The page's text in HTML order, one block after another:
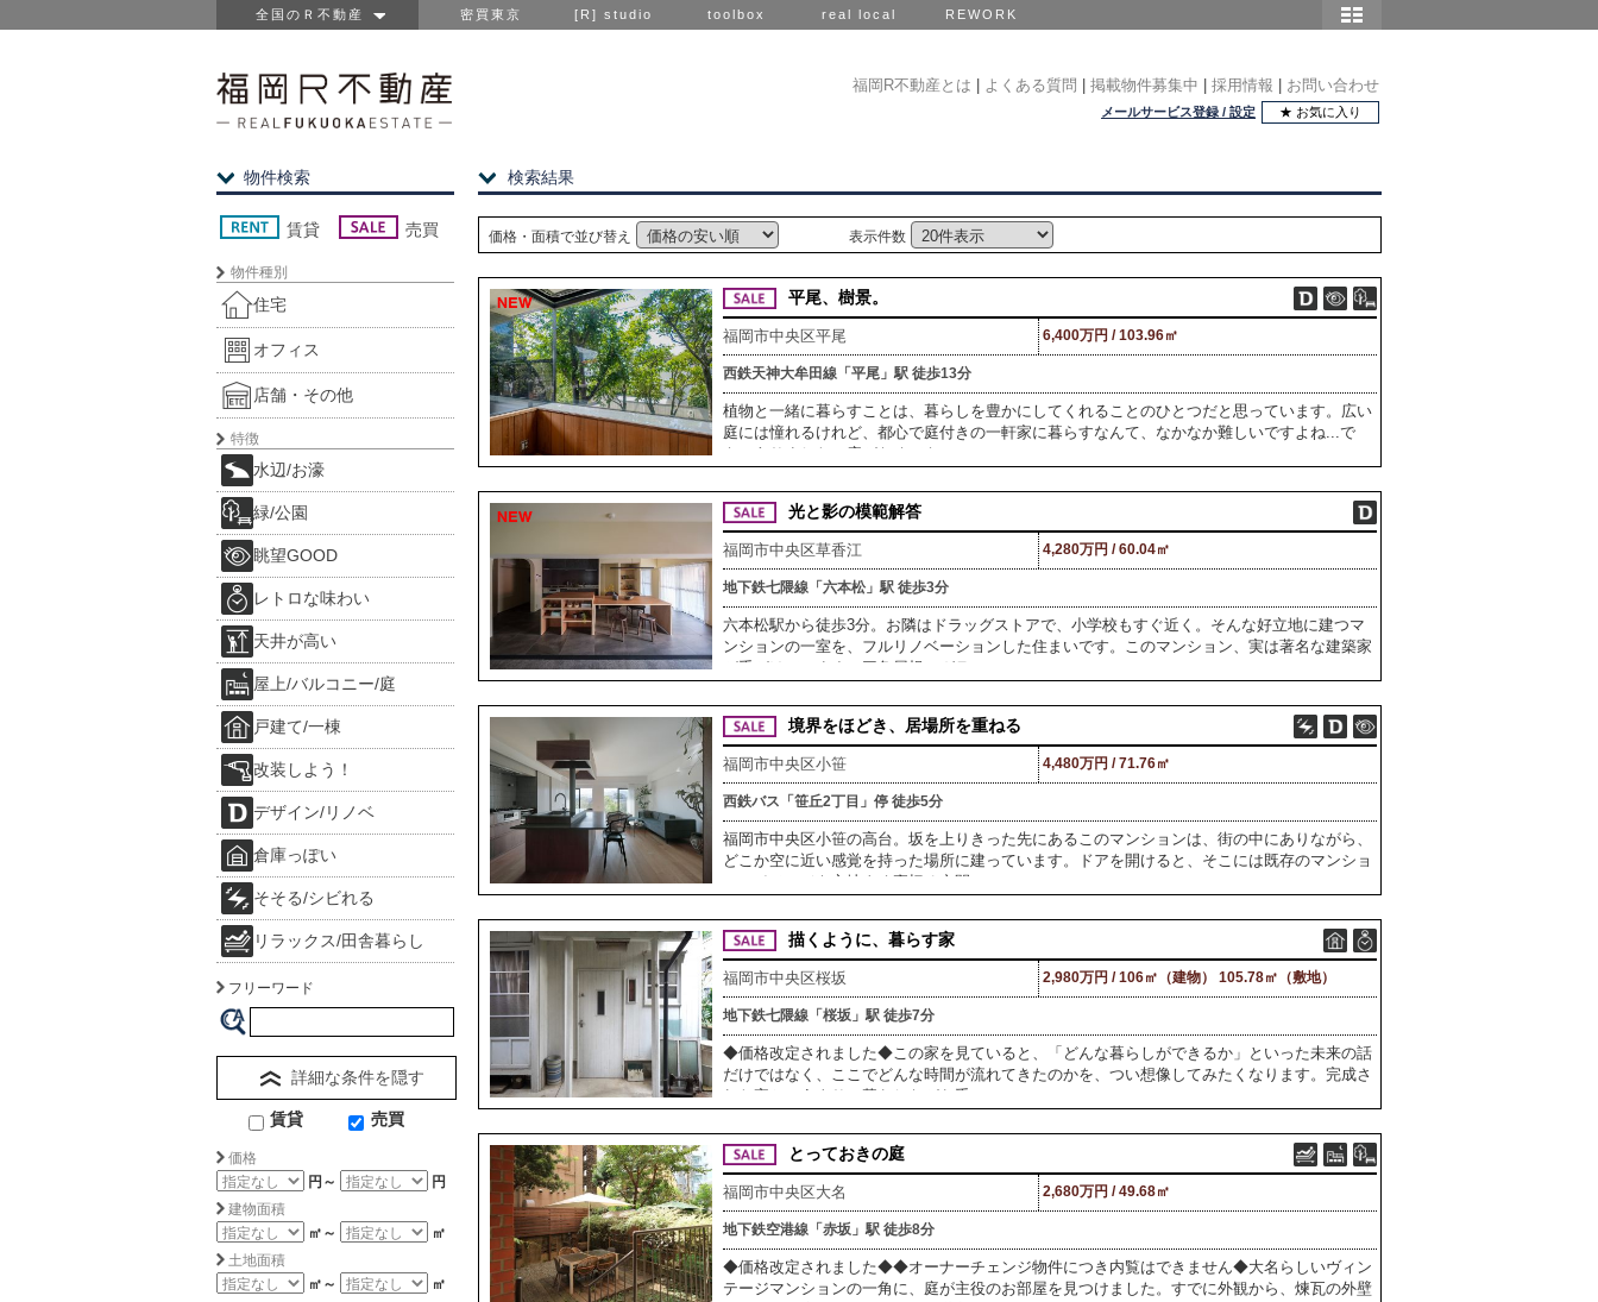
全国のＲ不動産 密買東京 [R] studio toolbox real local REWORK
福岡R不動産とは よくある質問 掲載物件募集中 採用情報 お問い合わせ
メールサービス登録 / 設定 ★ お気に入り
検索結果
価格・面積で並び替え 表示件数
平尾、樹景。
福岡市中央区平尾 6,400万円 / 103.96㎡
西鉄天神大牟田線「平尾」駅 徒歩13分
植物と一緒に暮らすことは、暮らしを豊かにしてくれることのひとつだと思っています。広い
庭には憧れるけれど、都心で庭付きの一軒家に暮らすなんて、なかなか難しいですよね...で
も、ありました。庭がなくても、
光と影の模範解答
福岡市中央区草香江 4,280万円 / 60.04㎡
地下鉄七隈線「六本松」駅 徒歩3分
六本松駅から徒歩3分。お隣はドラッグストアで、小学校もすぐ近く。そんな好立地に建つマ
ンションの一室を、フルリノベーションした住まいです。このマンション、実は著名な建築家
が手がけています。三角屋根のガラ
境界をほどき、居場所を重ねる
福岡市中央区小笹 4,480万円 / 71.76㎡
西鉄バス「笹丘2丁目」停 徒歩5分
福岡市中央区小笹の高台。坂を上りきった先にあるこのマンションは、街の中にありながら、
どこか空に近い感覚を持った場所に建っています。ドアを開けると、そこには既存のマンショ
ンのイメージを心地よく裏切る空間
描くように、暮らす家
福岡市中央区桜坂 2,980万円 / 106㎡（建物） 105.78㎡（敷地）
地下鉄七隈線「桜坂」駅 徒歩7分
◆価格改定されました◆この家を見ていると、「どんな暮らしができるか」といった未来の話
だけではなく、ここでどんな時間が流れてきたのかを、つい想像してみたくなります。完成さ
れた家というより、暮らしながら手
とっておきの庭
福岡市中央区大名 2,680万円 / 49.68㎡
地下鉄空港線「赤坂」駅 徒歩8分
◆価格改定されました◆◆オーナーチェンジ物件につき内覧はできません◆大名らしいヴィン
テージマンションの一角に、庭が主役のお部屋を見つけました。すでに外観から、煉瓦の外壁
物件検索
賃貸 売買
物件種別
住宅
オフィス
店舗・その他
特徴
水辺/お濠
緑/公園
眺望GOOD
レトロな味わい
天井が高い
屋上/バルコニー/庭
戸建て/一棟
改装しよう！
デザイン/リノベ
倉庫っぽい
そそる/シビれる
リラックス/田舎暮らし
フリーワード
詳細な条件を隠す
賃貸 売買
価格
円～
円
建物面積
㎡～
㎡
土地面積
㎡～
㎡